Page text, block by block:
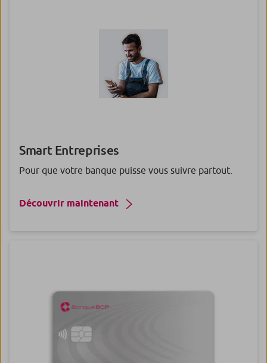
Smart Entreprises
Pour que votre banque puisse vous suivre partout.
Découvrir maintenant